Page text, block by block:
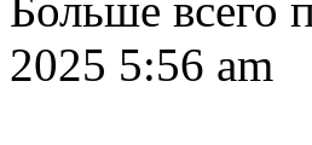
2025 5:56 am